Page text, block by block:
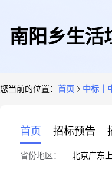
南阳乡生活
您当前的位置： 首页 中标｜
首页 招标预告
省份地区： 北京广东